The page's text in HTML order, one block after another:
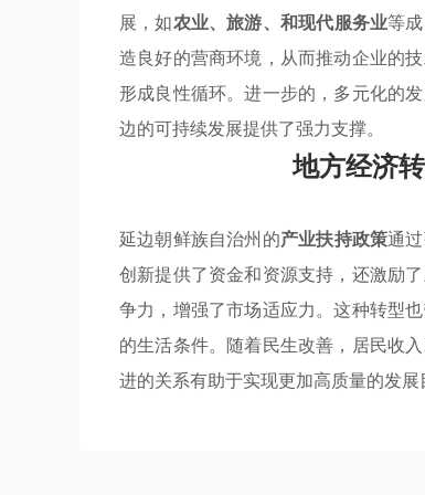
展，如农业、旅游、和现代服务业等
造良好的营商环境，从而推动企业的
形成良性循环。进一步的，多元化的
边的可持续发展提供了强力支撑。
地方经济
延边朝鲜族自治州的产业扶持政策通
创新提供了资金和资源支持，还激励
争力，增强了市场适应力。这种转型
的生活条件。随着民生改善，居民收
进的关系有助于实现更加高质量的发展